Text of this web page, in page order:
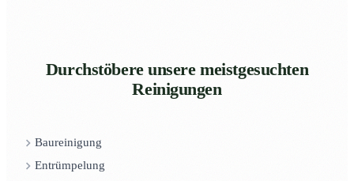
Durchstöbere unsere meistgesuchten
Reinigungen
Baureinigung
Entrümpelung